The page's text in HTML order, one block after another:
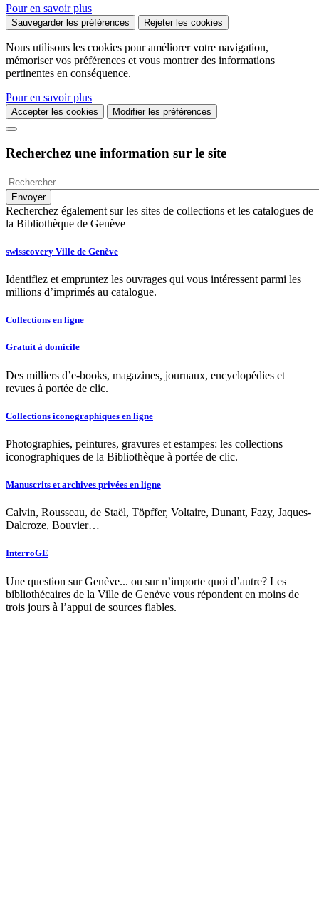
Pour en savoir plus
Sauvegarder les préférences Rejeter les cookies
Nous utilisons les cookies pour améliorer votre navigation,
mémoriser vos préférences et vous montrer des informations
pertinentes en conséquence.
Pour en savoir plus
Accepter les cookies Modifier les préférences
Recherchez une information sur le site
Recherchez également sur les sites de collections et les catalogues de
la Bibliothèque de Genève
swisscovery Ville de Genève
Identifiez et empruntez les ouvrages qui vous intéressent parmi les
millions d’imprimés au catalogue.
Collections en ligne
Gratuit à domicile
Des milliers d’e-books, magazines, journaux, encyclopédies et
revues à portée de clic.
Collections iconographiques en ligne
Photographies, peintures, gravures et estampes: les collections
iconographiques de la Bibliothèque à portée de clic.
Manuscrits et archives privées en ligne
Calvin, Rousseau, de Staël, Töpffer, Voltaire, Dunant, Fazy, Jaques-
Dalcroze, Bouvier…
InterroGE
Une question sur Genève... ou sur n’importe quoi d’autre? Les
bibliothécaires de la Ville de Genève vous répondent en moins de
trois jours à l’appui de sources fiables.